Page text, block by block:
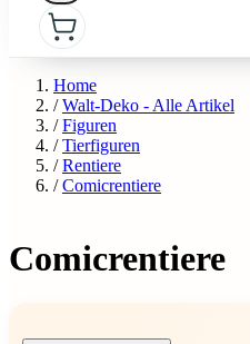
Home
/ Walt-Deko - Alle Artikel
/ Figuren
/ Tierfiguren
/ Rentiere
/ Comicrentiere
Comicrentiere